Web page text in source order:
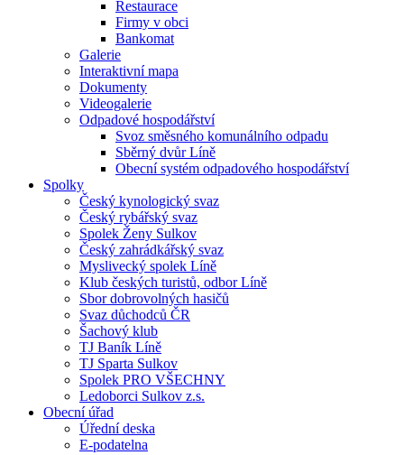
Restaurace
Firmy v obci
Bankomat
Galerie
Interaktivní mapa
Dokumenty
Videogalerie
Odpadové hospodářství
Svoz směsného komunálního odpadu
Sběrný dvůr Líně
Obecní systém odpadového hospodářství
Spolky
Český kynologický svaz
Český rybářský svaz
Spolek Ženy Sulkov
Český zahrádkářský svaz
Myslivecký spolek Líně
Klub českých turistů, odbor Líně
Sbor dobrovolných hasičů
Svaz důchodců ČR
Šachový klub
TJ Baník Líně
TJ Sparta Sulkov
Spolek PRO VŠECHNY
Ledoborci Sulkov z.s.
Obecní úřad
Úřední deska
E-podatelna